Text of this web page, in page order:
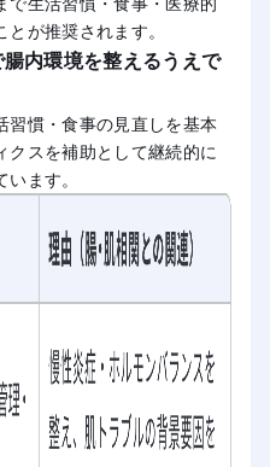
が推奨されます。
内環境を整えるうえで
習慣・食事の見直しを基本
クスを補助として継続的に
ます。